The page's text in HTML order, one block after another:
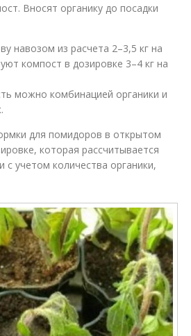
Вносят органику до посадки
навозом из расчета 2–3,5 кг на
компост в дозировке 3–4 кг на
можно комбинацией органики и
для помидоров в открытом
которая рассчитывается
с учетом количества органики,